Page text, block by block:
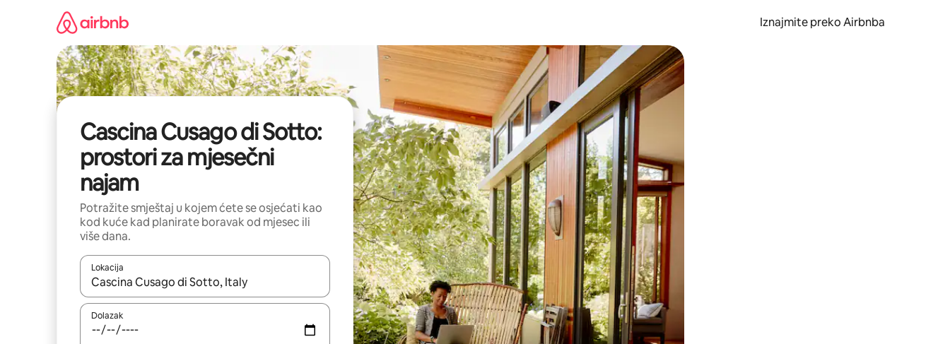
Iznajmite preko Airbnba
Cascina Cusago di Sotto:
prostori za mjesečni
najam
Potražite smještaj u kojem ćete se osjećati kao
kod kuće kad planirate boravak od mjesec ili
više dana.
Lokacija
Kada budu dostupni rezultati, moći ćete ih pregledati koristeći se strelicama prema gore i prema dolje, kao i dodirom ili prelaskom prstom po zaslonu.
Dolazak